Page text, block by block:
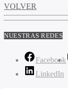
VOLVER
NUESTRAS REDES
Facebook
LinkedIn